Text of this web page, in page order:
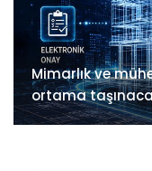
Mimarlık ve
ortama